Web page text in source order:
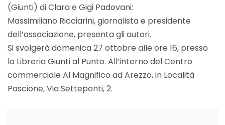
(Giunti) di Clara e Gigi Padovani:
Massimiliano Ricciarini, giornalista e presidente
dell’associazione, presenta gli autori.
Si svolgerà domenica 27 ottobre alle ore 16, presso
la Libreria Giunti al Punto. All’interno del Centro
commerciale Al Magnifico ad Arezzo, in Località
Pascione, Via Setteponti, 2.